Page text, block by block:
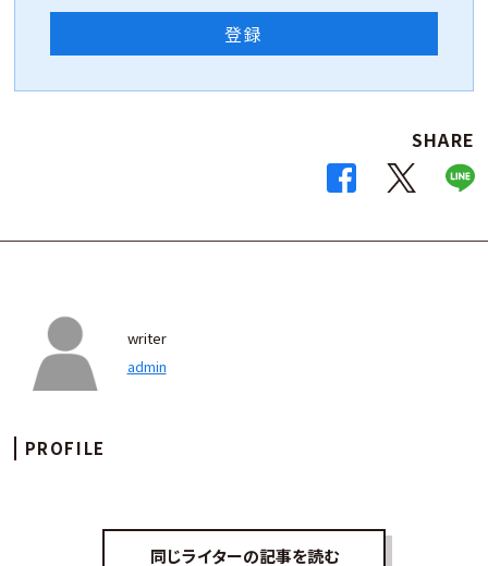
登録
SHARE
writer
admin
PROFILE
同じライターの記事を読む